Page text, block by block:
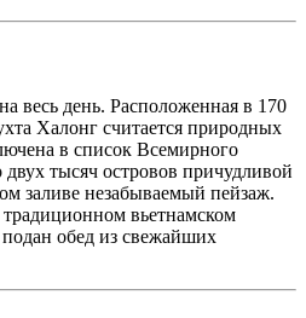
весь день. Расположенная в 170
Халонг считается природных
в список Всемирного
тысяч островов причудливой
заливе незабываемый пейзаж.
вьетнамском
подан обед из свежайших